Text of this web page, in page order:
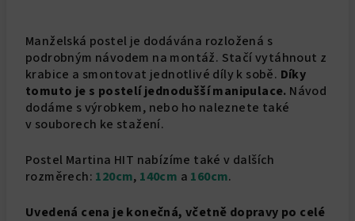
Manželská postel je dodávána rozložená s
podrobným návodem na montáž. Stačí vytáhnout z
krabice a smontovat jednotlivé díly k sobě. Díky
tomuto je s postelí jednodušší manipulace. Návod
dodáme s výrobkem, nebo ho naleznete také
v souborech ke stažení.
Postel Martina HIT nabízíme také v dalších
rozměrech: 120cm, 140cm a 160cm.
Uvedená cena je konečná, včetně dopravy po celé